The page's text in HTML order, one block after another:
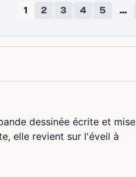
1 2 3 4 5 ...
dessinée écrite et mise
elle revient sur l'éveil à